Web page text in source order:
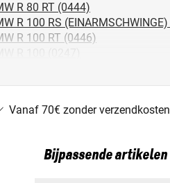
R 80 RT (0444)
R 100 RS
R 100 RT (0446)
R 100 R (247E/0486)
R 80/7 N (0327)
R 100 T (0385)
Vanaf 70€ zonder verzendkosten
Bijpassende artikelen